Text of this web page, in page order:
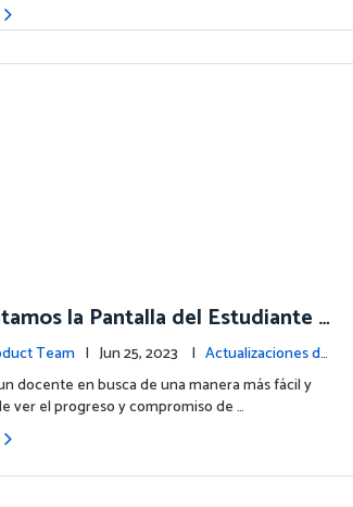
la Pantalla del Estudiante e
de Control!
Team | Jun 25, 2023 | Actualizaciones de
docente en busca de una manera más fácil y
ver el progreso y compromiso de …